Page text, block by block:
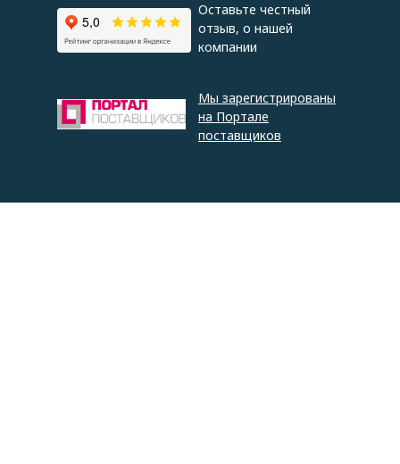
Оставьте честный
отзыв, о нашей
компании
Мы зарегистрированы
на Портале
поставщиков